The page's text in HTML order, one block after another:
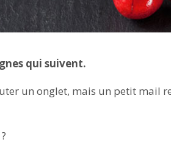
qui suivent.
un onglet, mais un petit mail